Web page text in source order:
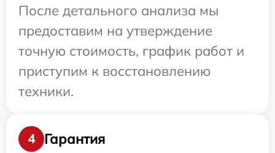
После детального анализа мы
предоставим на утверждение
точную стоимость, график работ и
приступим к восстановлению
техники.
4
Гарантия